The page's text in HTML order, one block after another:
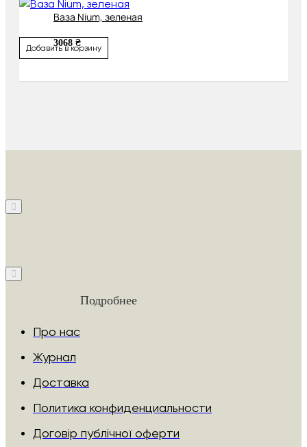
Ваза Nium, зеленая
3068 ₴
Добавить в корзину
Подробнее
Про нас
Журнал
Доставка
Политика конфиденциальности
Договір публічної оферти